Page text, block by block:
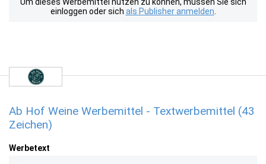
einloggen oder sich als Publisher anmelden
Ab Hof Weine Werbemittel - Textwerbemittel (43
Zeichen)
Werbetext